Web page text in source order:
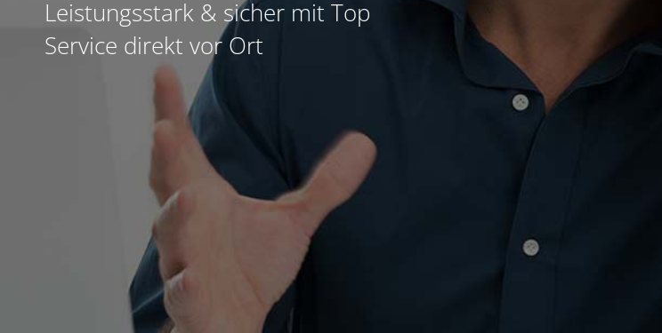
Leistungsstark & sicher mit Top
Service direkt vor Ort